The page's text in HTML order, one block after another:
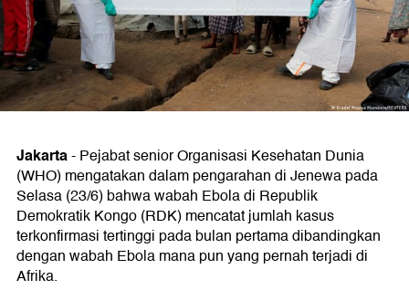
Jakarta-Pejabat senior Organisasi Kesehatan Dunia
(WHO) mengatakan dalam pengarahan di Jenewa pada
Selasa (23/6) bahwa wabah Ebola di Republik
Demokratik Kongo (RDK) mencatat jumlah kasus
terkonfirmasi tertinggi pada bulan pertama dibandingkan
dengan wabah Ebola mana pun yang pernah terjadi di
Afrika.